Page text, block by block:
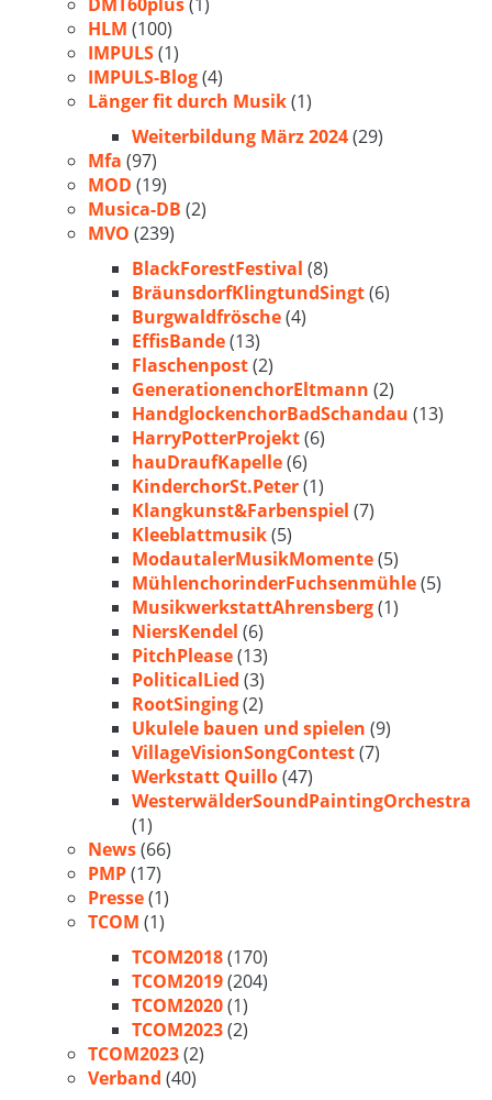
HLM (100)
IMPULS(1)
IMPULS-Blog(4)
Länger fit durch Musik(1)
Weiterbildung März 2024(29)
Mfa (97)
MOD (19)
Musica-DB (2)
MVO (239)
BlackForestFestival (8)
BräunsdorfKlingtundSingt(6)
Burgwaldfrösche(4)
EffisBande(13)
Flaschenpost(2)
GenerationenchorEltmann (2)
HandglockenchorBadSchandau (13)
HarryPotterProjekt(6)
hauDraufKapelle(6)
KinderchorSt.Peter(1)
Klangkunst&Farbenspiel (7)
Kleeblattmusik(5)
ModautalerMusikMomente(5)
MühlenchorinderFuchsenmühle(5)
MusikwerkstattAhrensberg(1)
NiersKendel (6)
PitchPlease(13)
PoliticalLied (3)
RootSinging(2)
Ukulele bauen und spielen (9)
VillageVisionSongContest(7)
Werkstatt Quillo(47)
WesterwälderSoundPaintingOrchestra
(1)
News(66)
PMP(17)
Presse(1)
TCOM (1)
TCOM2018(170)
TCOM2019(204)
TCOM2020(1)
TCOM2023(2)
TCOM2023(2)
Verband (40)